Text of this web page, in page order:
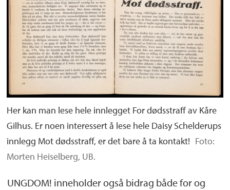
Her kan man lese hele innlegget For dødsstraff av Kåre
Gilhus. Er noen interessert å lese hele Daisy Schelderups
innlegg Mot dødsstraff, er det bare å ta kontakt! Foto:
Morten Heiselberg, UB.
UNGDOM! inneholder også bidrag både for og